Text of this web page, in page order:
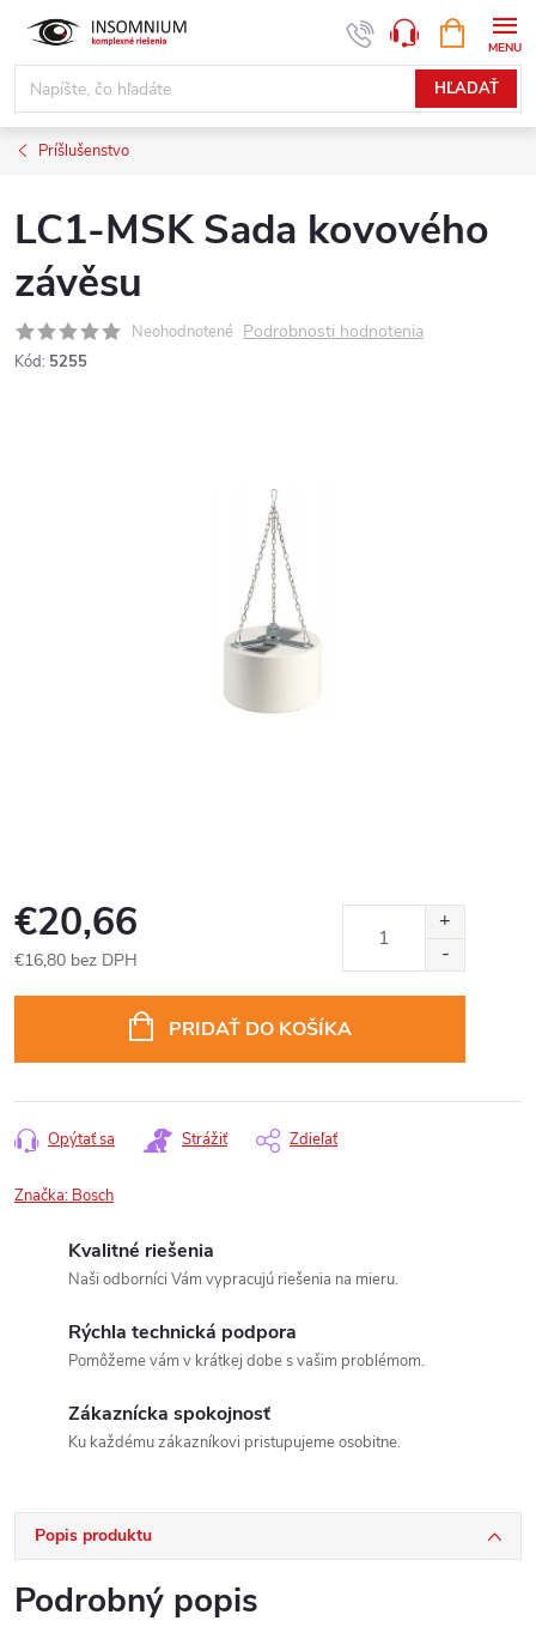
obsah
HĽADAŤ
KOŠÍK
Príšlušenstvo
LC1-MSK Sada kovového
závěsu
Neohodnotené Podrobnosti hodnotenia
Kód: 5255
€20,66
€16,80 bez DPH
PRIDAŤ DO KOŠÍKA
Opýtať sa Strážiť Zdieľať
Značka: Bosch
Kvalitné riešenia
Naši odborníci Vám vypracujú riešenia na mieru.
Rýchla technická podpora
Pomôžeme vám v krátkej dobe s vašim problémom.
Zákaznícka spokojnosť
Ku každému zákazníkovi pristupujeme osobitne.
Popis produktu
Podrobný popis
www.insomnium.sk - Chat